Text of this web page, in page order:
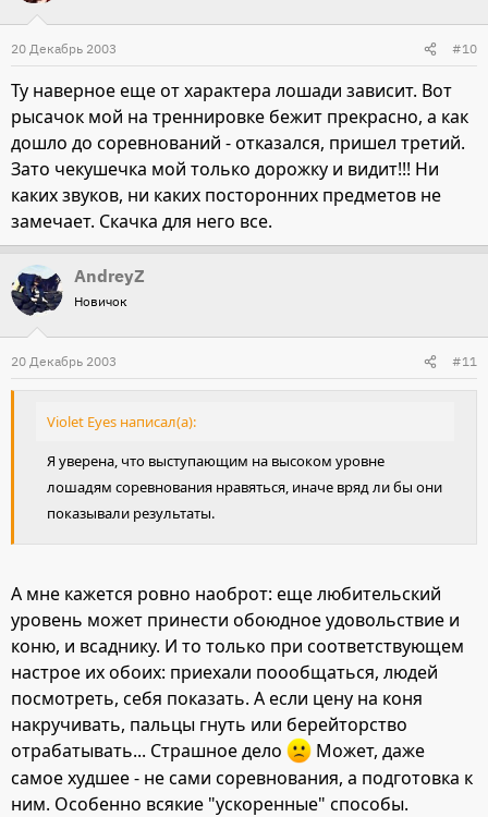
20 Декабрь 2003 #10
Ту наверное еще от характера лошади зависит. Вот
рысачок мой на треннировке бежит прекрасно, а как
дошло до соревнований - отказался, пришел третий.
Зато чекушечка мой только дорожку и видит!!! Ни
каких звуков, ни каких посторонних предметов не
замечает. Скачка для него все.
AndreyZ
Новичок
20 Декабрь 2003 #11
Violet Eyes написал(а):
Я уверена, что выступающим на высоком уровне
лошадям соревнования нравяться, иначе вряд ли бы они
показывали результаты.
А мне кажется ровно наоброт: еще любительский
уровень может принести обоюдное удовольствие и
коню, и всаднику. И то только при соответствующем
настрое их обоих: приехали поообщаться, людей
посмотреть, себя показать. А если цену на коня
накручивать, пальцы гнуть или берейторство
отрабатывать... Страшное дело
Может, даже
самое худшее - не сами соревнования, а подготовка к
ним. Особенно всякие "ускоренные" способы.